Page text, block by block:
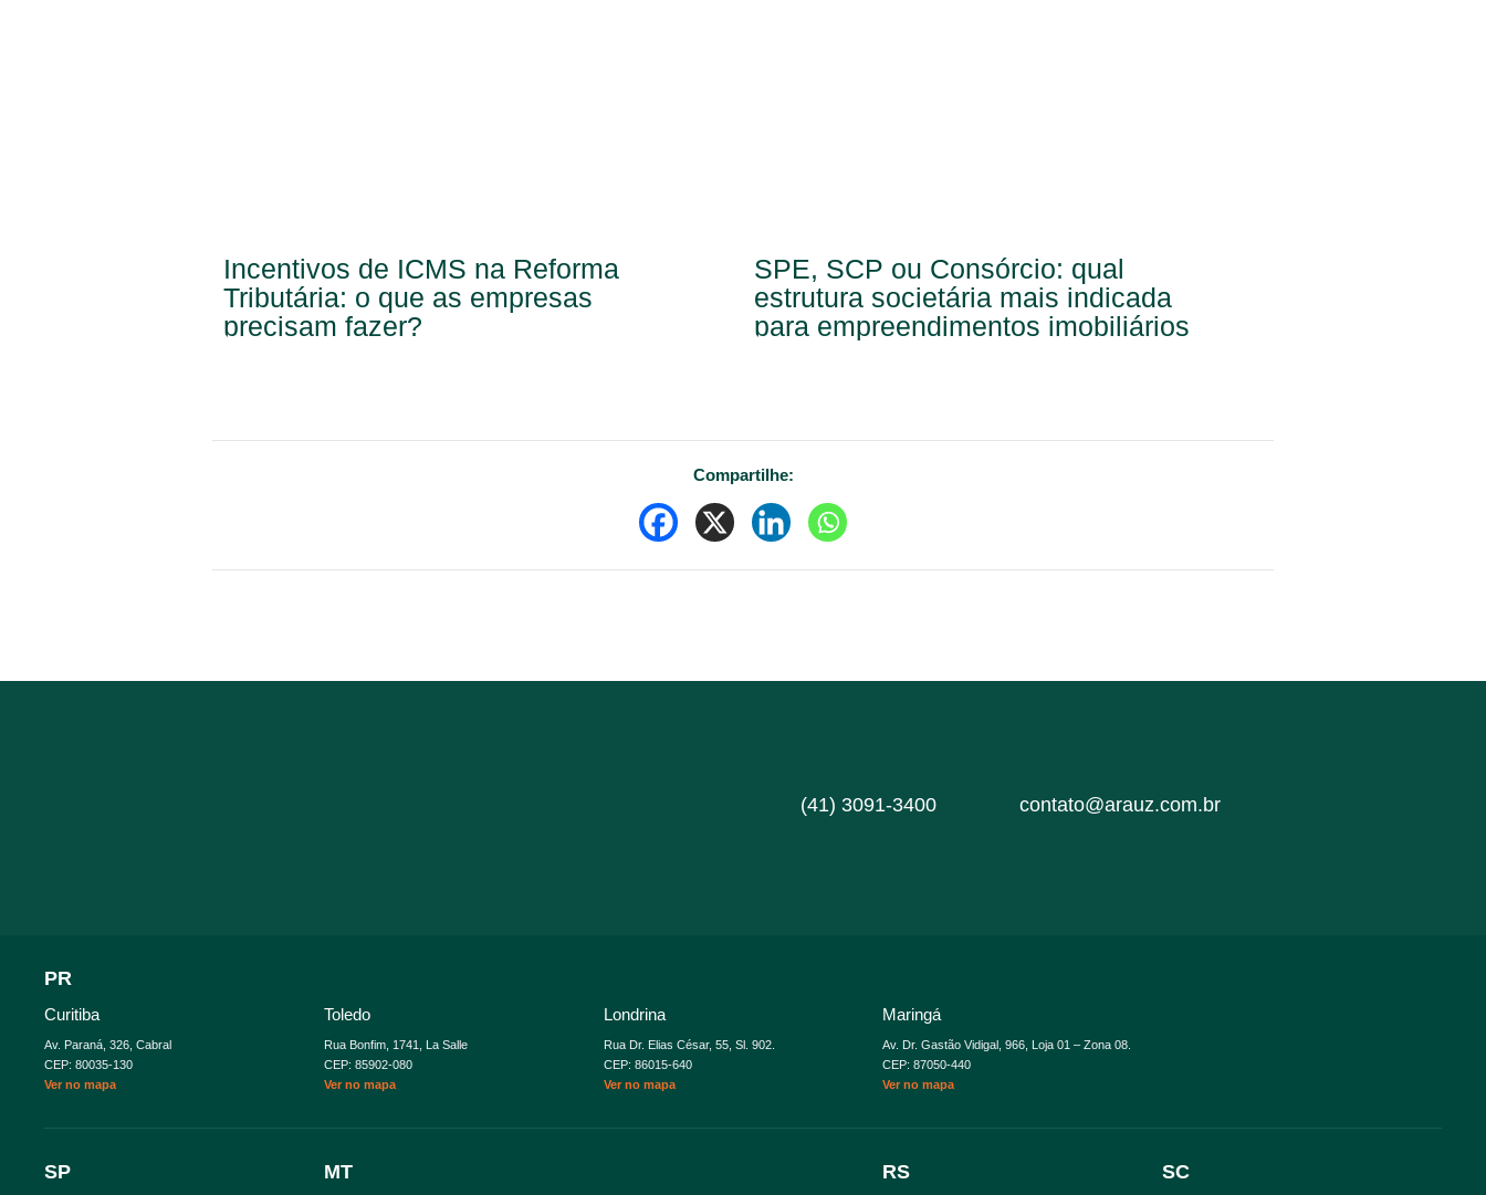
Incentivos de ICMS na Reforma
Tributária: o que as empresas
precisam fazer?
SPE, SCP ou Consórcio: qual
estrutura societária mais indicada
para empreendimentos imobiliários
Compartilhe:
(41) 3091-3400 contato@arauz.com.br
PR
Curitiba
Av. Paraná, 326, Cabral
CEP: 80035-130
Ver no mapa
Toledo
Rua Bonfim, 1741, La Salle
CEP: 85902-080
Ver no mapa
Londrina
Rua Dr. Elias César, 55, Sl. 902.
CEP: 86015-640
Ver no mapa
Maringá
Av. Dr. Gastão Vidigal, 966, Loja 01 – Zona 08.
CEP: 87050-440
Ver no mapa
SP MT RS SC